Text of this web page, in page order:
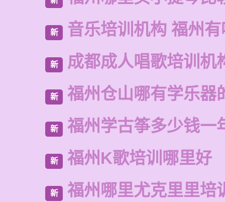
新 音乐培训机构 福州
新 成都成人唱歌培训机
新 福州仓山哪有学乐器
新 福州学古筝多少钱一
新 福州K歌培训哪里好
新 福州哪里尤克里里培